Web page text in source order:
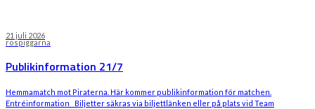
21 juli 2026
rospiggarna
Publikinformation 21/7
Hemmamatch mot Piraterna. Här kommer publikinformation för matchen.
Entréinformation Biljetter säkras via biljettlänken eller på plats vid Team